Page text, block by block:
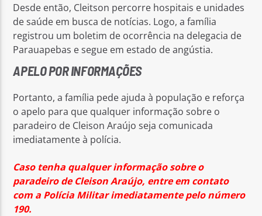
Desde então, Cleitson percorre hospitais e unidades
de saúde em busca de notícias. Logo, a família
registrou um boletim de ocorrência na delegacia de
Parauapebas e segue em estado de angústia.
APELO POR INFORMAÇÕES
Portanto, a família pede ajuda à população e reforça
o apelo para que qualquer informação sobre o
paradeiro de Cleison Araújo seja comunicada
imediatamente à polícia.
Caso tenha qualquer informação sobre o
paradeiro de Cleison Araújo, entre em contato
com a Polícia Militar imediatamente pelo número
190.